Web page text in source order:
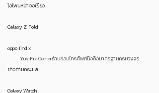
ไอโฟนหน้าจอเขียว
Galaxy Z Fold
oppo find x
ข่าวตามกระแส
Galaxy Watch
YukiFix Centerร้านซ่อมโทรศัพท์มือถือมาตรฐานครบวงจร